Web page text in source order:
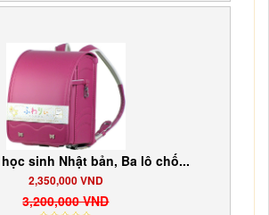
sinh Nhật bản, Ba lô chố...
2,350,000 VND
3,200,000 VND